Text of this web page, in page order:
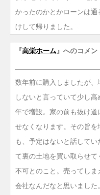
かったのかとかローンは
けして帰りました。
『高栄ホーム 』へのコメン
数年前に購入しましたが
しないと言っていて少し
年で増設。家の前も抜け
せなくなります。その旨
も、予定はないと話して
て裏の土地を買い取らせ
不可とのこと。売ってし
会社なんだなと思いました。